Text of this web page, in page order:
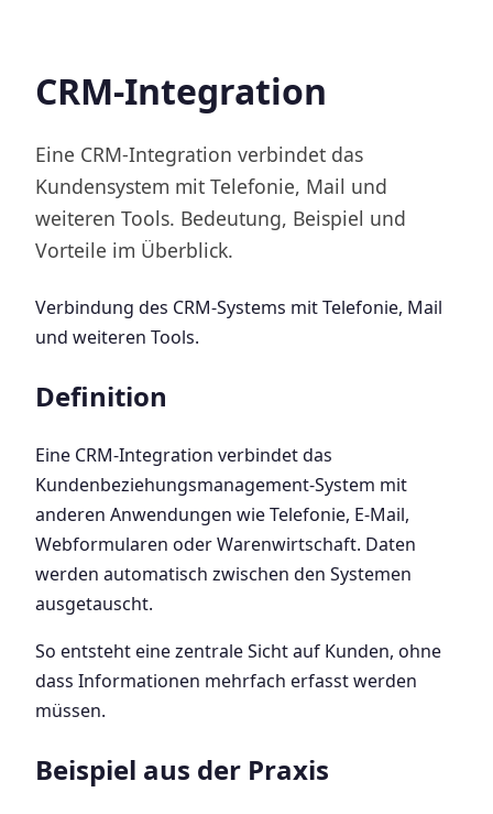
CRM-Integration
Eine CRM-Integration verbindet das
Kundensystem mit Telefonie, Mail und
weiteren Tools. Bedeutung, Beispiel und
Vorteile im Überblick.
Verbindung des CRM-Systems mit Telefonie, Mail
und weiteren Tools.
Definition
Eine CRM-Integration verbindet das
Kundenbeziehungsmanagement-System mit
anderen Anwendungen wie Telefonie, E-Mail,
Webformularen oder Warenwirtschaft. Daten
werden automatisch zwischen den Systemen
ausgetauscht.
So entsteht eine zentrale Sicht auf Kunden, ohne
dass Informationen mehrfach erfasst werden
müssen.
Beispiel aus der Praxis